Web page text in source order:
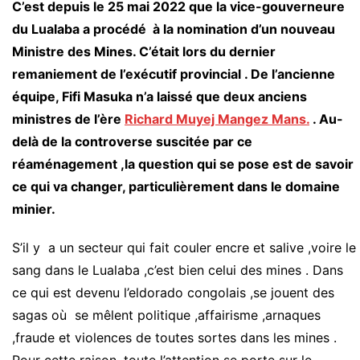
C’est depuis le 25 mai 2022 que la vice-gouverneure
du Lualaba a procédé à la nomination d’un nouveau
Ministre des Mines. C’était lors du dernier
remaniement de l’exécutif provincial . De l’ancienne
équipe, Fifi Masuka n’a laissé que deux anciens
ministres de l’ère Richard Muyej Mangez Mans. . Au-
delà de la controverse suscitée par ce
réaménagement ,la question qui se pose est de savoir
ce qui va changer, particulièrement dans le domaine
minier.
S’il y a un secteur qui fait couler encre et salive ,voire le
sang dans le Lualaba ,c’est bien celui des mines . Dans
ce qui est devenu l’eldorado congolais ,se jouent des
sagas où se mêlent politique ,affairisme ,arnaques
,fraude et violences de toutes sortes dans les mines .